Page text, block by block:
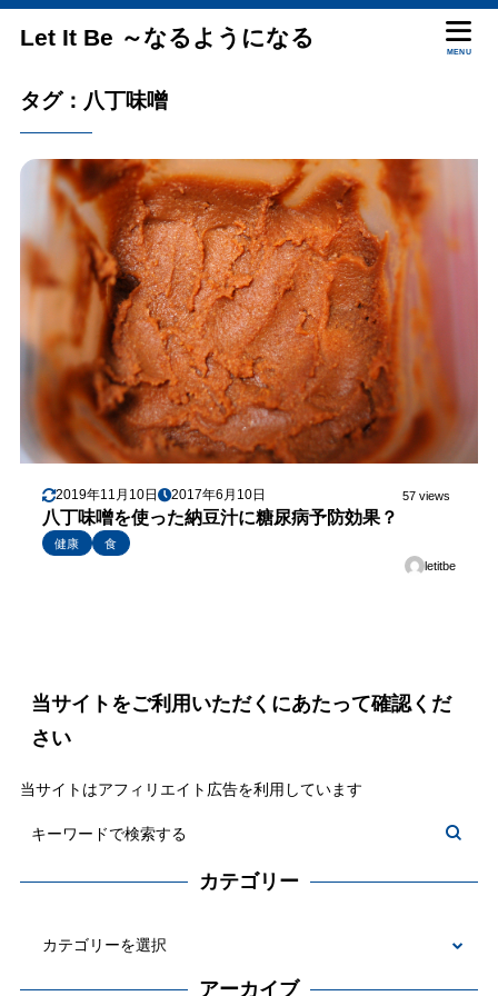
Let It Be ～なるようになる
MENU
タグ：八丁味噌
2019年11月10日 2017年6月10日 57 views
八丁味噌を使った納豆汁に糖尿病予防効果？
健康
食
letitbe
当サイトをご利用いただくにあたって確認くだ
さい
当サイトはアフィリエイト広告を利用しています
カテゴリー
テ
アーカイブ